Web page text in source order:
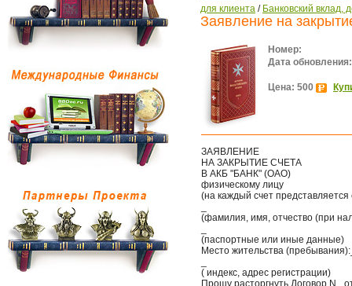
для клиента / Банковский вклад,
Заявление на
Номер:
Дата обновления:
Цена: 500
ЗАЯВЛЕНИЕ
НА ЗАКРЫТИЕ СЧЕТА
В АКБ "БАНК" (ОАО)
физическому лицу
(на каждый счет
(фамилия, имя, отчество (при
(паспортные или иные данные)
Место жительства
( индекс, адрес регистрации)
Прошу расторгнуть Договор N_